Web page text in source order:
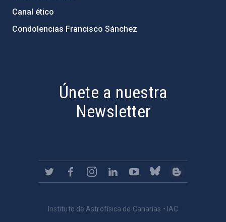
Canal ético
Condolencias Francisco Sánchez
Únete a nuestra
Newsletter
Instituto de Astrofísica de Canarias • IAC